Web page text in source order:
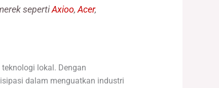
sepertiAxioo,Acer,
lokal. Dengan
dalam menguatkan industri